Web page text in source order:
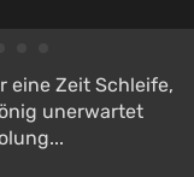
eine Zeit Schleife,
unerwartet